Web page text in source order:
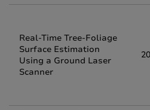
Real-Time Tree-Foliage
Surface Estimation
Using a Ground Laser
Scanner